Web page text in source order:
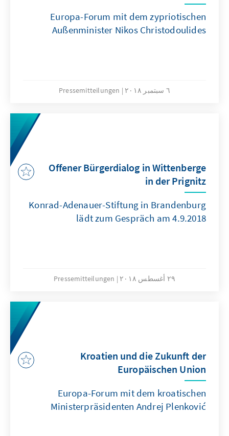
Europa-Forum mit dem zypriotischen
Außenminister Nikos Christodoulides
٦ سبتمبر ٢٠١٨ Pressemitteilungen
Offener Bürgerdialog in Wittenberge
in der Prignitz
Konrad-Adenauer-Stiftung in Brandenburg
lädt zum Gespräch am 4.9.2018
٢٩ أغسطس ٢٠١٨ Pressemitteilungen
Kroatien und die Zukunft der
Europäischen Union
Europa-Forum mit dem kroatischen
Ministerpräsidenten Andrej Plenković